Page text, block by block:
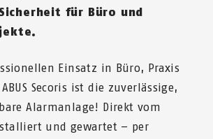
für Büro und
Einsatz in Büro, Praxis
Secoris ist die zuverlässige,
Alarmanlage! Direkt vom
und gewartet – per